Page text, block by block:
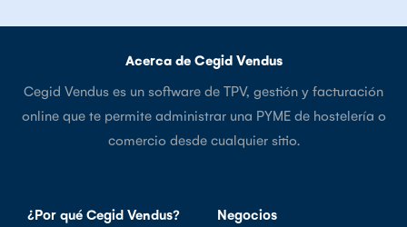
Acerca de Cegid Vendus
Cegid Vendus es un software de TPV, gestión y facturación
online que te permite administrar una PYME de hostelería o
comercio desde cualquier sitio.
¿Por qué Cegid Vendus?
Negocios